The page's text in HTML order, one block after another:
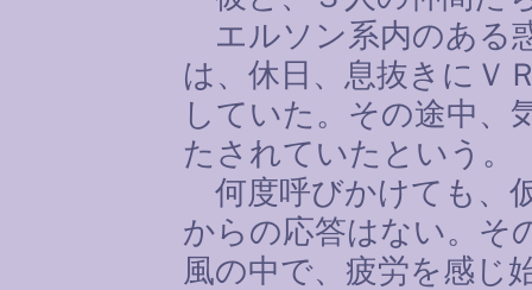
エルソン系内のある
は、休日、息抜きに
していた。その途中、
たされていたという。
何度呼びかけても、
からの応答はない。そ
風の中で、疲労を感じ